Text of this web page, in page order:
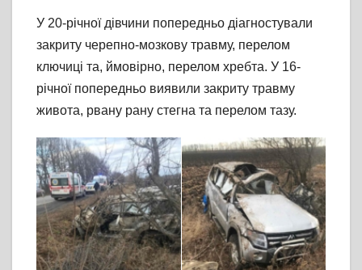
У 20-річної дівчини попередньо діагностували
закриту черепно-мозкову травму, перелом
ключиці та, ймовірно, перелом хребта. У 16-
річної попередньо виявили закриту травму
живота, рвану рану стегна та перелом тазу.